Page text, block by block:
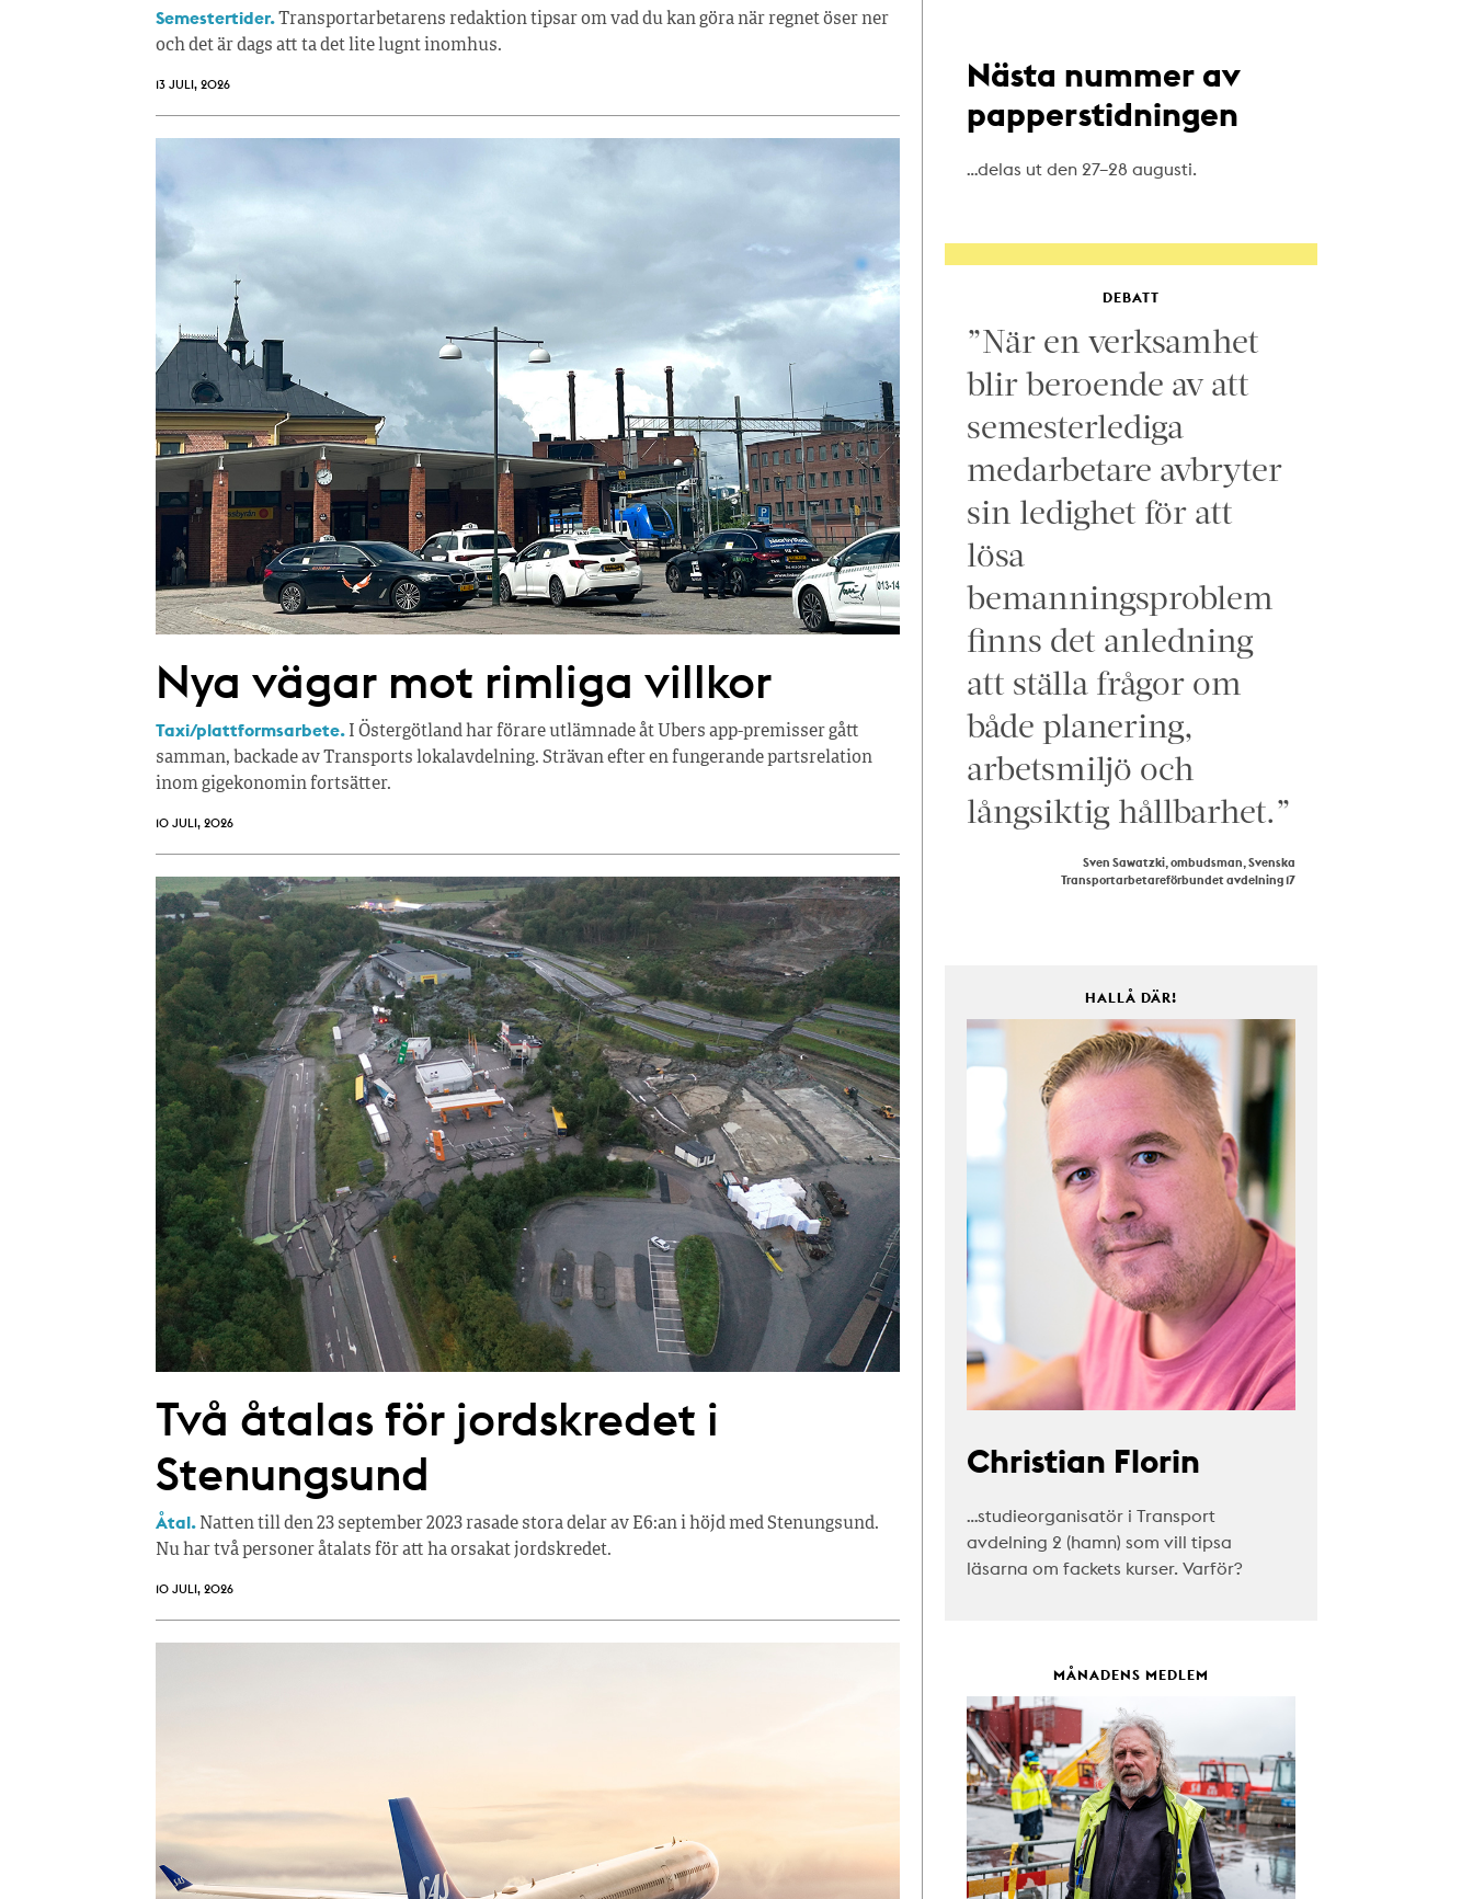
Semestertider.Transportarbetarens redaktion tipsar om vad du kan göra när regnet öser ner
och det är dags att ta det lite lugnt inomhus.
13 JULI, 2026
Nya vägar mot rimliga villkor
Taxi/plattformsarbete. I Östergötland har förare utlämnade åt Ubers app-premisser gått
samman, backade av Transports lokalavdelning. Strävan efter en fungerande partsrelation
inom gigekonomin fortsätter.
10 JULI, 2026
Två åtalas för jordskredet i
Stenungsund
Åtal. Natten till den 23 september 2023 rasade stora delar av E6:an i höjd med Stenungsund.
Nu har två personer åtalats för att ha orsakat jordskredet.
10 JULI, 2026
Nästa nummer av
papperstidningen
…delas ut den 27–28 augusti.
DEBATT
”När en verksamhet
blir beroende av att
semesterlediga
medarbetare avbryter
sin ledighet för att
lösa
bemanningsproblem
finns det anledning
att ställa frågor om
både planering,
arbetsmiljö och
långsiktig hållbarhet.”
Sven Sawatzki, ombudsman, Svenska
Transportarbetareförbundet avdelning 17
HALLÅ DÄR!
Christian Florin
…studieorganisatör i Transport
avdelning 2 (hamn) som vill tipsa
läsarna om fackets kurser. Varför?
MÅNADENS MEDLEM